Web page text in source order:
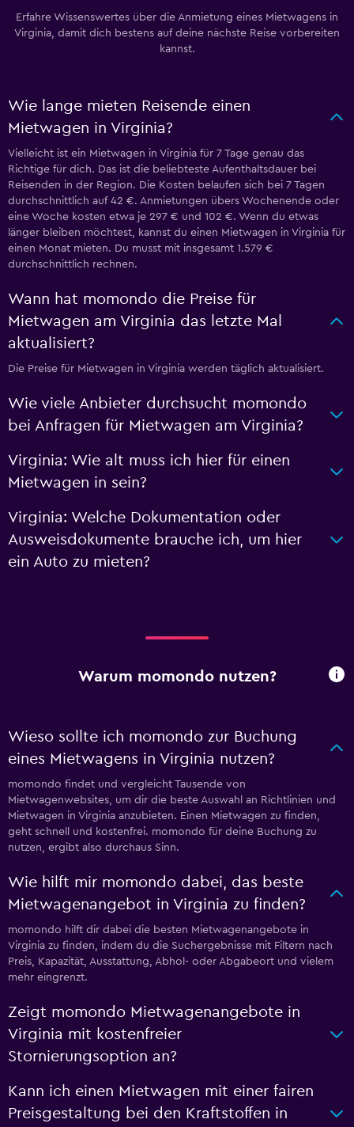
Erfahre Wissenswertes über die Anmietung eines Mietwagens in
Virginia, damit dich bestens auf deine nächste Reise vorbereiten
kannst.
Wie lange mieten Reisende einen
Mietwagen in Virginia?
Vielleicht ist ein Mietwagen in Virginia für 7 Tage genau das
Richtige für dich. Das ist die beliebteste Aufenthaltsdauer bei
Reisenden in der Region. Die Kosten belaufen sich bei 7 Tagen
durchschnittlich auf 42 €. Anmietungen übers Wochenende oder
eine Woche kosten etwa je 297 € und 102 €. Wenn du etwas
länger bleiben möchtest, kannst du einen Mietwagen in Virginia für
einen Monat mieten. Du musst mit insgesamt 1.579 €
durchschnittlich rechnen.
Wann hat momondo die Preise für
Mietwagen am Virginia das letzte Mal
aktualisiert?
Die Preise für Mietwagen in Virginia werden täglich aktualisiert.
Wie viele Anbieter durchsucht momondo
bei Anfragen für Mietwagen am Virginia?
Virginia: Wie alt muss ich hier für einen
Mietwagen in sein?
Virginia: Welche Dokumentation oder
Ausweisdokumente brauche ich, um hier
ein Auto zu mieten?
Warum momondo nutzen?
Wieso sollte ich momondo zur Buchung
eines Mietwagens in Virginia nutzen?
momondo findet und vergleicht Tausende von
Mietwagenwebsites, um dir die beste Auswahl an Richtlinien und
Mietwagen in Virginia anzubieten. Einen Mietwagen zu finden,
geht schnell und kostenfrei. momondo für deine Buchung zu
nutzen, ergibt also durchaus Sinn.
Wie hilft mir momondo dabei, das beste
Mietwagenangebot in Virginia zu finden?
momondo hilft dir dabei die besten Mietwagenangebote in
Virginia zu finden, indem du die Suchergebnisse mit Filtern nach
Preis, Kapazität, Ausstattung, Abhol- oder Abgabeort und vielem
mehr eingrenzt.
Zeigt momondo Mietwagenangebote in
Virginia mit kostenfreier
Stornierungsoption an?
Kann ich einen Mietwagen mit einer fairen
Preisgestaltung bei den Kraftstoffen in